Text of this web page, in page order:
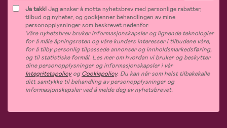
Ja takk!Jeg ønsker å motta nyhetsbrev med personlige rabatter,
tilbud og nyheter, og godkjenner behandlingen av mine
personopplysninger som beskrevet nedenfor.
Våre nyhetsbrev bruker informasjonskapsler og lignende teknologier
for å måle åpningsraten og våre kunders interesser i tilbudene våre,
for å tilby personlig tilpassede annonser og innholdsmarkedsføring,
og til statistiske formål. Les mer om hvordan vi bruker og beskytter
dine personopplysninger og informasjonskapsler i vår
IntegritetspolicyogCookiepolicy. Du kan når som helst tilbakekalle
ditt samtykke til behandling av personopplysninger og
informasjonskapsler ved å melde deg av nyhetsbrevet.